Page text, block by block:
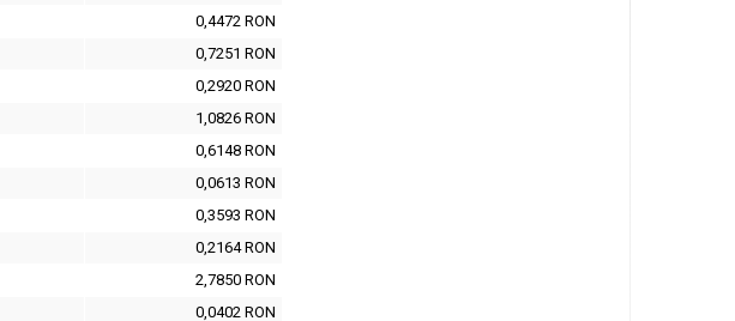
0,4472 RON
0,7251 RON
0,2920 RON
1,0826 RON
0,6148 RON
0,0613 RON
0,3593 RON
0,2164 RON
2,7850 RON
0,0402 RON